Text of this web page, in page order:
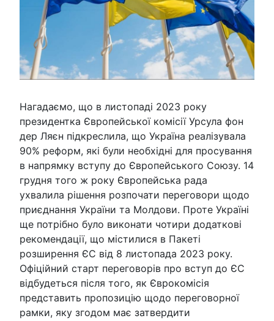
Нагадаємо, що в листопаді 2023 року
президентка Європейської комісії Урсула фон
дер Ляєн підкреслила, що Україна реалізувала
90% реформ, які були необхідні для просування
в напрямку вступу до Європейського Союзу. 14
грудня того ж року Європейська рада
ухвалила рішення розпочати переговори щодо
приєднання України та Молдови. Проте Україні
ще потрібно було виконати чотири додаткові
рекомендації, що містилися в Пакеті
розширення ЄС від 8 листопада 2023 року.
Офіційний старт переговорів про вступ до ЄС
відбудеться після того, як Єврокомісія
представить пропозицію щодо переговорної
рамки, яку згодом має затвердити